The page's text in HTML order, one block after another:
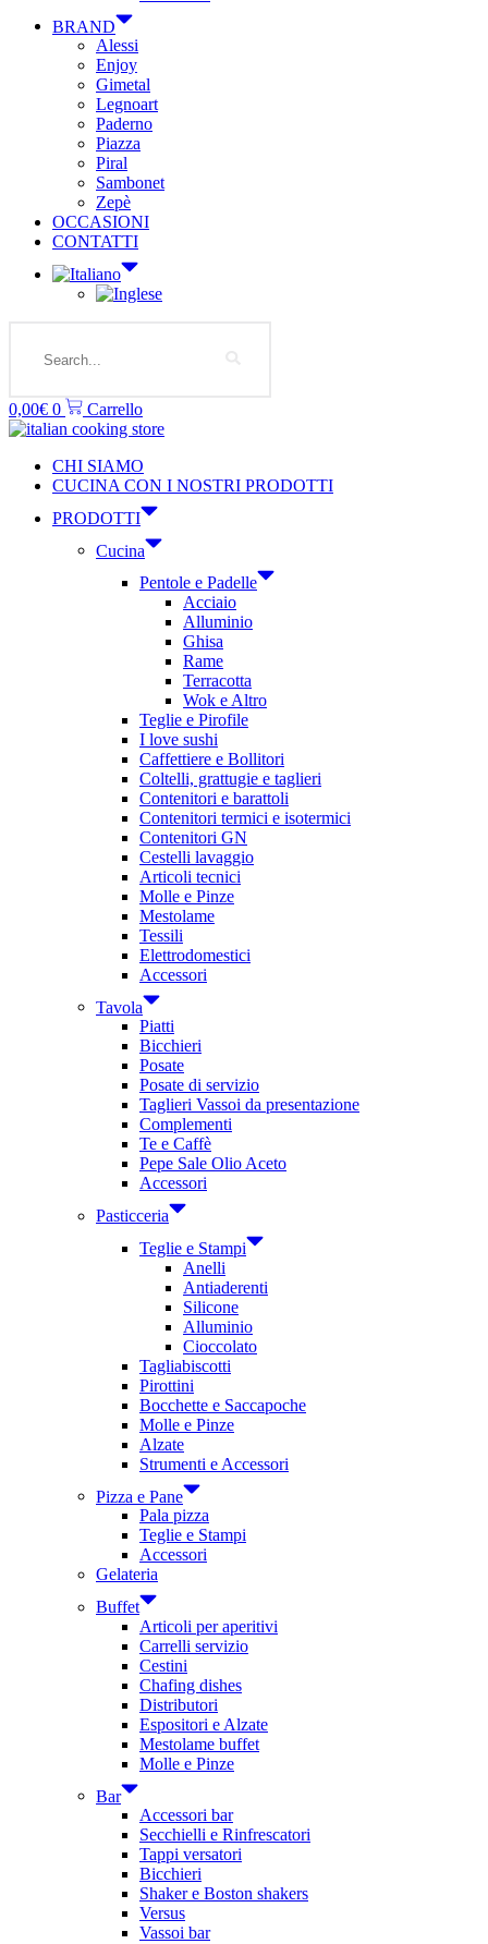
BRAND
Alessi
Enjoy
Gimetal
Legnoart
Paderno
Piazza
Piral
Sambonet
Zepè
OCCASIONI
CONTATTI
0,00€ 0 Carrello
CHI SIAMO
CUCINA CON I NOSTRI PRODOTTI
PRODOTTI
Cucina
Pentole e Padelle
Acciaio
Alluminio
Ghisa
Rame
Terracotta
Wok e Altro
Teglie e Pirofile
I love sushi
Caffettiere e Bollitori
Coltelli, grattugie e taglieri
Contenitori e barattoli
Contenitori termici e isotermici
Contenitori GN
Cestelli lavaggio
Articoli tecnici
Molle e Pinze
Mestolame
Tessili
Elettrodomestici
Accessori
Tavola
Piatti
Bicchieri
Posate
Posate di servizio
Taglieri Vassoi da presentazione
Complementi
Te e Caffè
Pepe Sale Olio Aceto
Accessori
Pasticceria
Teglie e Stampi
Anelli
Antiaderenti
Silicone
Alluminio
Cioccolato
Tagliabiscotti
Pirottini
Bocchette e Saccapoche
Molle e Pinze
Alzate
Strumenti e Accessori
Pizza e Pane
Pala pizza
Teglie e Stampi
Accessori
Gelateria
Buffet
Articoli per aperitivi
Carrelli servizio
Cestini
Chafing dishes
Distributori
Espositori e Alzate
Mestolame buffet
Molle e Pinze
Bar
Accessori bar
Secchielli e Rinfrescatori
Tappi versatori
Bicchieri
Shaker e Boston shakers
Versus
Vassoi bar